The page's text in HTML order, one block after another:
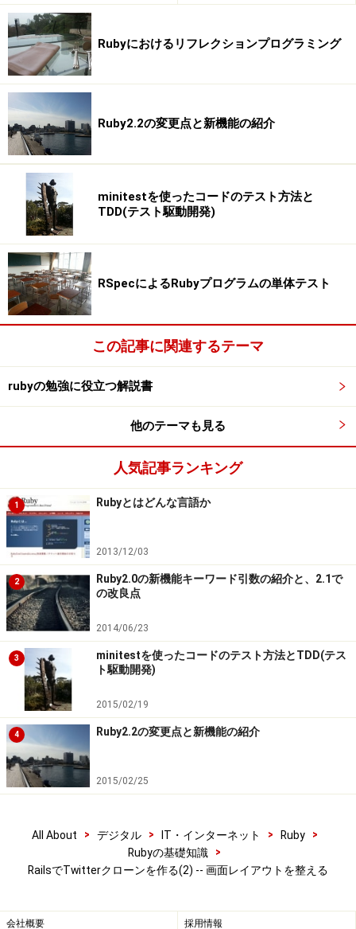
Rubyにおけるリフレクションプログラミング
Ruby2.2の変更点と新機能の紹介
minitestを使ったコードのテスト方法と
TDD(テスト駆動開発)
RSpecによるRubyプログラムの単体テスト
この記事に関連するテーマ
rubyの勉強に役立つ解説書
他のテーマも見る
人気記事ランキング
1 Rubyとはどんな言語か
2013/12/03
2
Ruby2.0の新機能キーワード引数の紹介と、2.1で
の改良点
2014/06/23
3
minitestを使ったコードのテスト方法とTDD(テス
ト駆動開発)
2015/02/19
4 Ruby2.2の変更点と新機能の紹介
2015/02/25
All About > デジタル > IT・インターネット > Ruby
>
Rubyの基礎知識
>
RailsでTwitterクローンを作る(2) -- 画面レイアウトを整える
会社概要 採用情報